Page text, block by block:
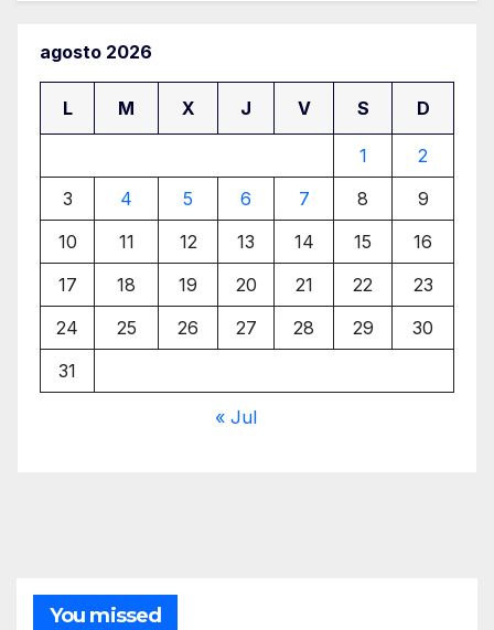
agosto 2026
L M X J V S D
1
2
3
4 5 6 7 8
9
10
11 12 13 14 15
16
17
18 19 20 21 22
23
24
25 26 27 28 29
30
31
« Jul
You missed